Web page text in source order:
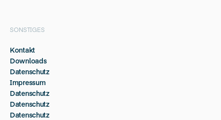
SONSTIGES
Kontakt
Downloads
Datenschutz
Impressum
Datenschutz
Datenschutz
Datenschutz